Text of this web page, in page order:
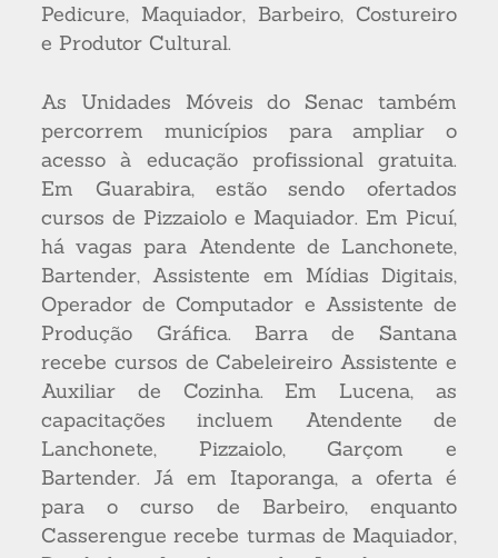
Pedicure, Maquiador, Barbeiro, Costureiro
e Produtor Cultural.
As Unidades Móveis do Senac também
percorrem municípios para ampliar o
acesso à educação profissional gratuita.
Em Guarabira, estão sendo ofertados
cursos de Pizzaiolo e Maquiador. Em Picuí,
há vagas para Atendente de Lanchonete,
Bartender, Assistente em Mídias Digitais,
Operador de Computador e Assistente de
Produção Gráfica. Barra de Santana
recebe cursos de Cabeleireiro Assistente e
Auxiliar de Cozinha. Em Lucena, as
capacitações incluem Atendente de
Lanchonete, Pizzaiolo, Garçom e
Bartender. Já em Itaporanga, a oferta é
para o curso de Barbeiro, enquanto
Casserengue recebe turmas de Maquiador,